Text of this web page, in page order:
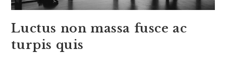
Luctus non massa fusce ac
turpis quis